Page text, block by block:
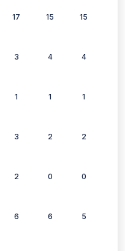
17 15 15
3 4 4
1 1 1
3 2 2
2 0 0
6 6 5